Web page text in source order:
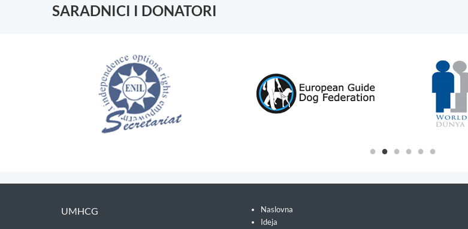
SARADNICI I DONATORI
UMHCG
Naslovna
Ideja